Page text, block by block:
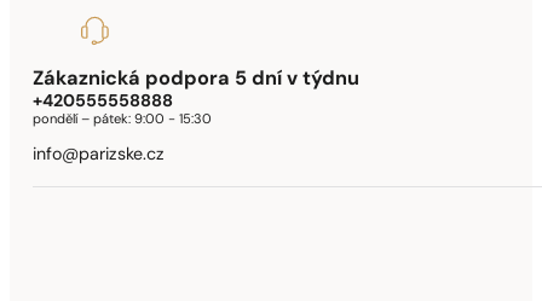
Zákaznická podpora 5 dní v týdnu
+420555558888
pondělí – pátek:9:00 - 15:30
info@parizske.cz